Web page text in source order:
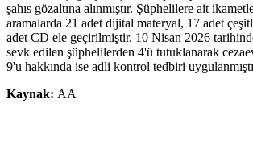
şahıs gözaltına alınmıştır. Şüphelilere ait
aramalarda 21 adet dijital materyal, 17 adet
adet CD ele geçirilmiştir. 10 Nisan 2026
sevk edilen şüphelilerden 4'ü tutuklanarak
9'u hakkında ise adli kontrol tedbiri
Kaynak: AA